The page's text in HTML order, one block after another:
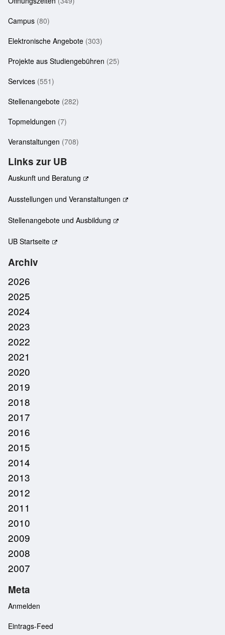
Campus (80)
Elektronische Angebote (303)
Projekte aus Studiengebühren (25)
Services (551)
Stellenangebote (282)
Topmeldungen (7)
Veranstaltungen (708)
Links zur UB
Auskunft und Beratung
Ausstellungen und Veranstaltungen
Stellenangebote und Ausbildung
UB Startseite
Archiv
2026
2025
2024
2023
2022
2021
2020
2019
2018
2017
2016
2015
2014
2013
2012
2011
2010
2009
2008
2007
Meta
Anmelden
Eintrags-Feed